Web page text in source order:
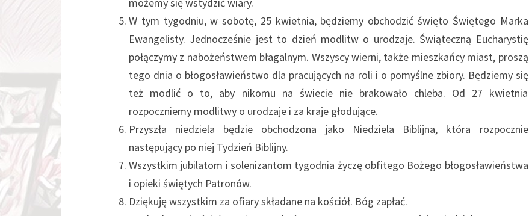
W tym tygodniu, w sobotę, 25 kwietnia, będziemy obchodzić święto Świętego Marka
Ewangelisty. Jednocześnie jest to dzień modlitw o urodzaje. Świąteczną Eucharystię
połączymy z nabożeństwem błagalnym. Wszyscy wierni, także mieszkańcy miast, proszą
tego dnia o błogosławieństwo dla pracujących na roli i o pomyślne zbiory. Będziemy się
też modlić o to, aby nikomu na świecie nie brakowało chleba. Od 27 kwietnia
rozpoczniemy modlitwy o urodzaje i za kraje głodujące.
Przyszła niedziela będzie obchodzona jako Niedziela Biblijna, która rozpocznie
następujący po niej Tydzień Biblijny.
Wszystkim jubilatom i solenizantom tygodnia życzę obfitego Bożego błogosławieństwa
i opieki świętych Patronów.
Dziękuję wszystkim za ofiary składane na kościół. Bóg zapłać.